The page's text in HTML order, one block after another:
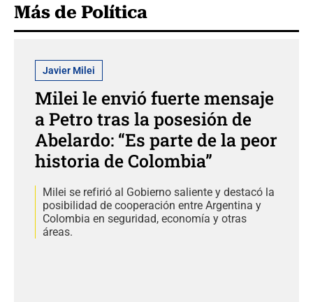
Más de Política
Javier Milei
Milei le envió fuerte mensaje
a Petro tras la posesión de
Abelardo: “Es parte de la peor
historia de Colombia”
Milei se refirió al Gobierno saliente y destacó la
posibilidad de cooperación entre Argentina y
Colombia en seguridad, economía y otras
áreas.